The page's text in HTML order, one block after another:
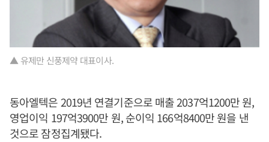
▲ 유제만 신풍제약 대표이사.
동아엘텍은 2019년 연결기준으로 매출 2037억1200만 원,
영업이익 197억3900만 원, 순이익 166억8400만 원을 낸
것으로 잠정집계됐다.